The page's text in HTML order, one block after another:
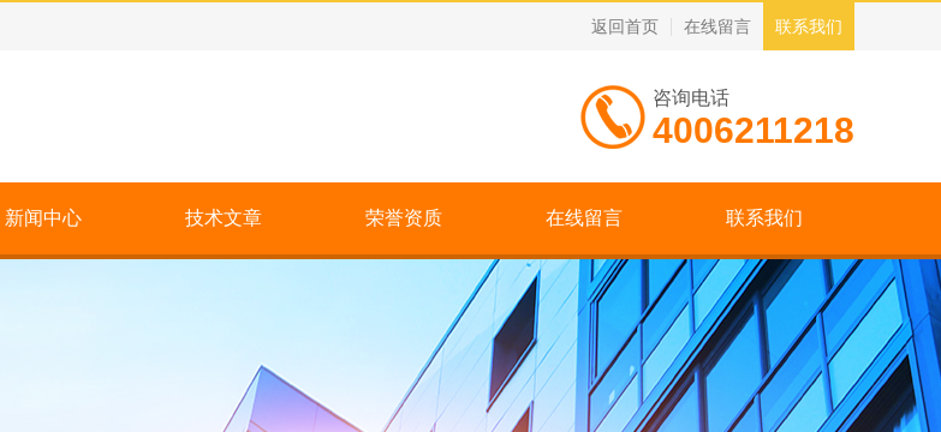
返回首页 在线留言 联系我们
咨询电话
4006211218
新闻中心 技术文章 荣誉资质 在线留言 联系我们